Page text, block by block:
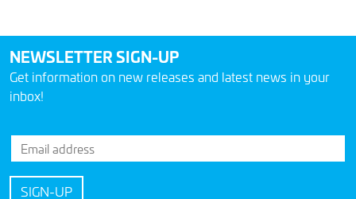
NEWSLETTER SIGN-UP
Get information on new releases and latest news in your
inbox!